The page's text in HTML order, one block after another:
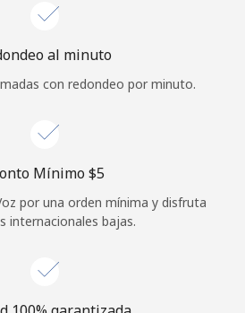
o
Continuar con
al minuto
con redondeo por minuto.
Mínimo ⁦$5⁩
por una orden mínima y disfruta
internacionales bajas.